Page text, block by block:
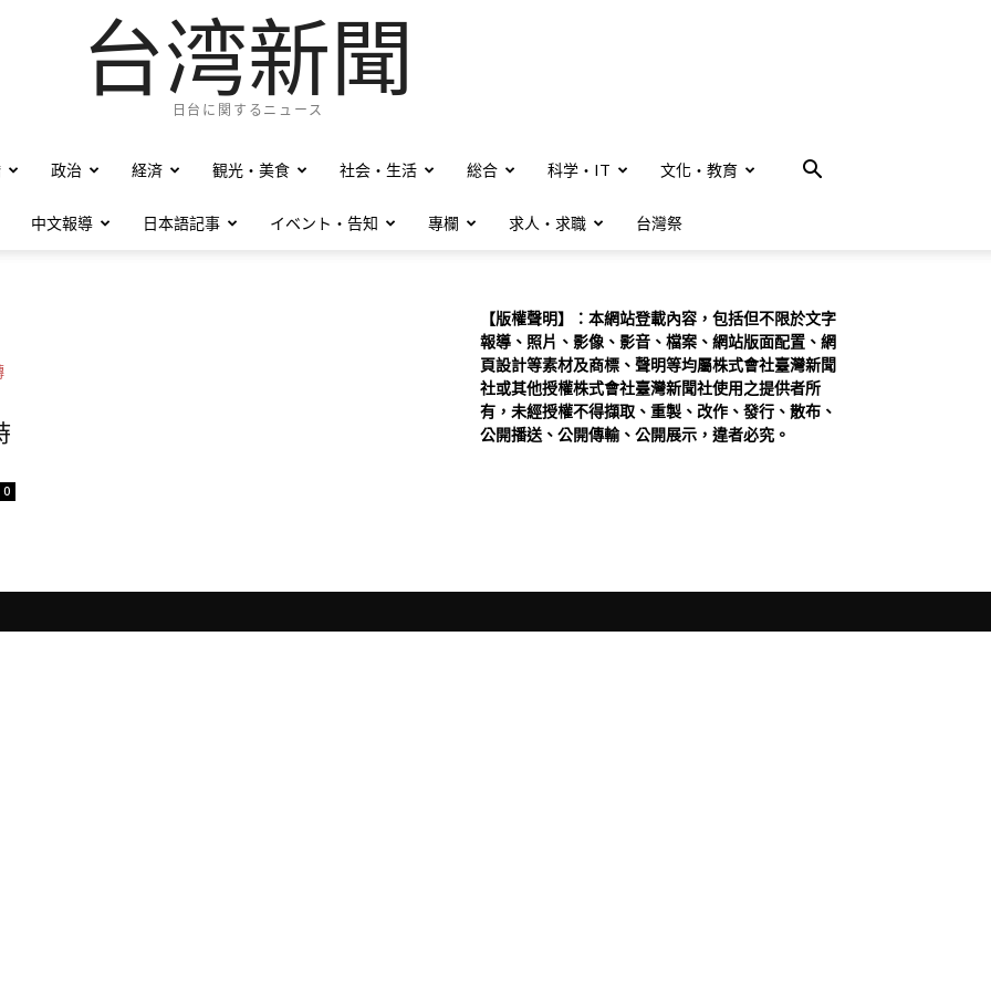
台湾新聞
日台に関するニュース
政治 経済 観光・美食 社会・生活 総合 科学・IT 文化・教育
中文報導 日本語記事 イベント・告知 專欄 求人・求職 台灣祭
0
【版權聲明】：本網站登載內容，包括但不限於文字
報導、照片、影像、影音、檔案、網站版面配置、網
頁設計等素材及商標、聲明等均屬株式會社臺灣新聞
社或其他授權株式會社臺灣新聞社使用之提供者所
有，未經授權不得擷取、重製、改作、發行、散布、
公開播送、公開傳輸、公開展示，違者必究。